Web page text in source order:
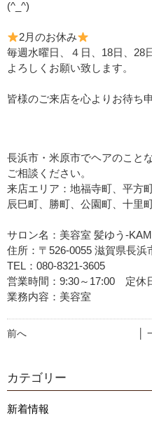
(^_^)
2月のお休み
毎週水曜日、４日、18日、28
よろしくお願い致します。
皆様のご来店を心よりお待ち
長浜市・米原市でヘアのこと
ご相談ください。
来店エリア：地福寺町、平方
辰巳町、勝町、公園町、十里
サロン名：美容室 髪ゆう-
住所：〒526-0055 滋賀県長浜
TEL：080-8321-3605
営業時間：9:30～17:00 定休
業務内容：美容室
前へ │
カテゴリー
新着情報